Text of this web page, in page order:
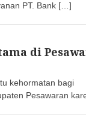
PT. Bank […]
di
kehormatan bagi
Pesawaran